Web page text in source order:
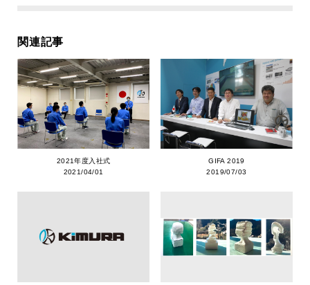
関連記事
2021年度入社式
2021/04/01
GIFA 2019
2019/07/03